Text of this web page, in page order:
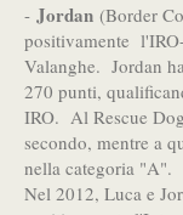
- Jordan (Border
positivamente
Valanghe. Jordan
270 punti,
IRO. Al Rescue
secondo, mentre a
nella categoria "A".
Nel 2012, Luca e